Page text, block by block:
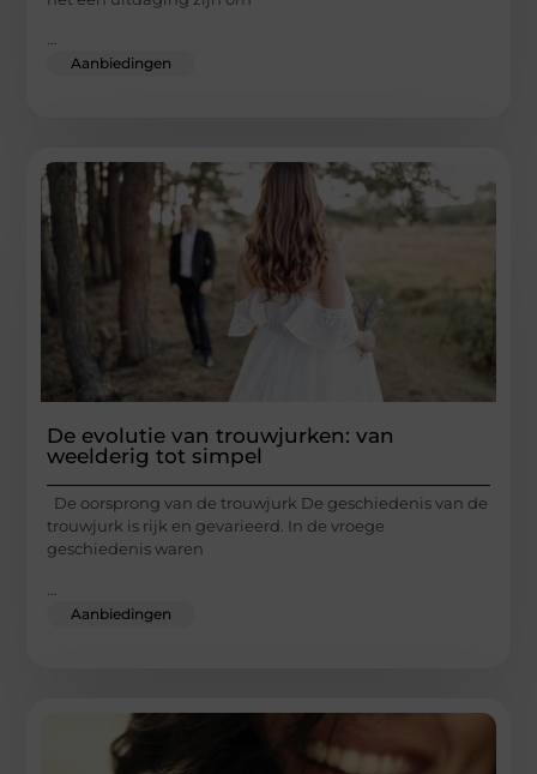
...
Aanbiedingen
De evolutie van trouwjurken: van
weelderig tot simpel
De oorsprong van de trouwjurk De geschiedenis van de
trouwjurk is rijk en gevarieerd. In de vroege
geschiedenis waren
Aanbiedingen